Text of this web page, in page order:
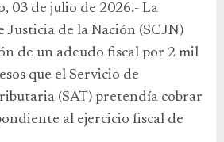
03 de julio de 2026.- La
Justicia de la Nación (SCJN)
de un adeudo fiscal por 2 mil
que el Servicio de
(SAT) pretendía cobrar
al ejercicio fiscal de